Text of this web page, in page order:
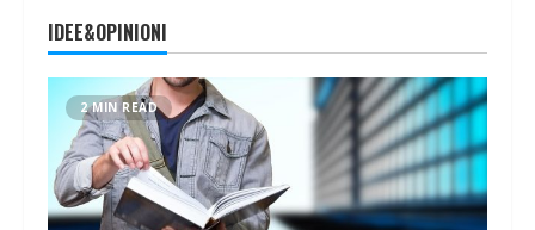
IDEE&OPINIONI
2 MIN READ